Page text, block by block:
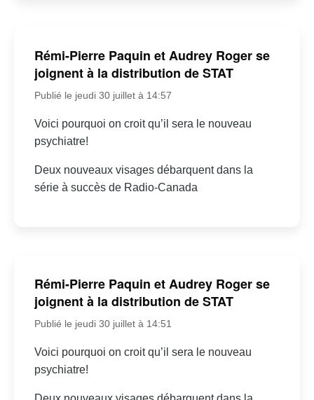
Rémi-Pierre Paquin et Audrey Roger se
joignent à la distribution de STAT
Publié le jeudi 30 juillet à 14:57
Voici pourquoi on croit qu’il sera le nouveau
psychiatre!
Deux nouveaux visages débarquent dans la
série à succès de Radio-Canada
Rémi-Pierre Paquin et Audrey Roger se
joignent à la distribution de STAT
Publié le jeudi 30 juillet à 14:51
Voici pourquoi on croit qu’il sera le nouveau
psychiatre!